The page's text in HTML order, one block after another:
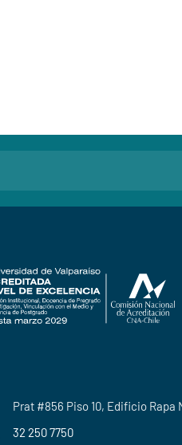
Prat #856 Piso 10, Edificio Rapa
32 250 7750